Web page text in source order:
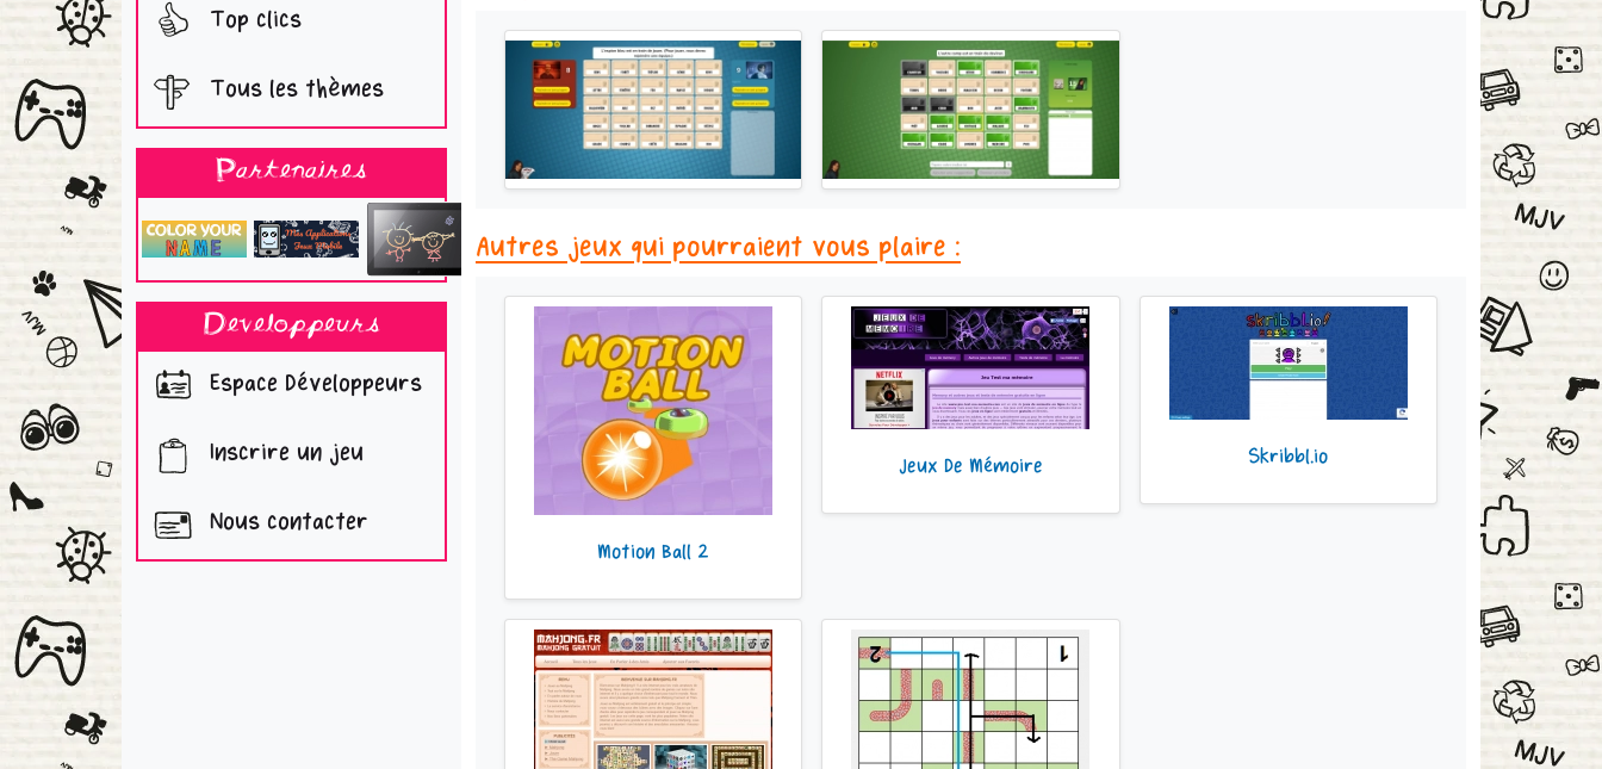
Top clics
Tous les thèmes
Partenaires
Developpeurs
Espace Développeurs
Inscrire un jeu
Nous contacter
Autres jeux qui pourraient vous plaire :
Motion Ball 2
Jeux De Mémoire Skribbl.io